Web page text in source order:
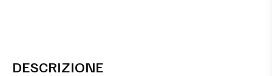
DESCRIZIONE